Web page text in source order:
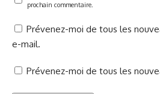
prochain commentaire.
Prévenez-moi de tous les
e-mail.
Prévenez-moi de tous les